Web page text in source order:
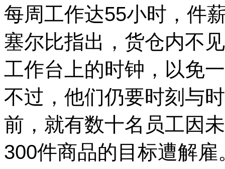
每周工作达55小时，件
塞尔比指出，货仓内不
工作台上的时钟，以免
不过，他们仍要时刻与
前，就有数十名员工因
300件商品的目标遭解雇